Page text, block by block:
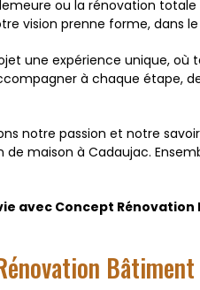
ou la rénovation
prenne forme, dans
une expérience unique,
à chaque étape,
notre passion et notre
maison à Cadaujac.
avec Concept
Bâtiment